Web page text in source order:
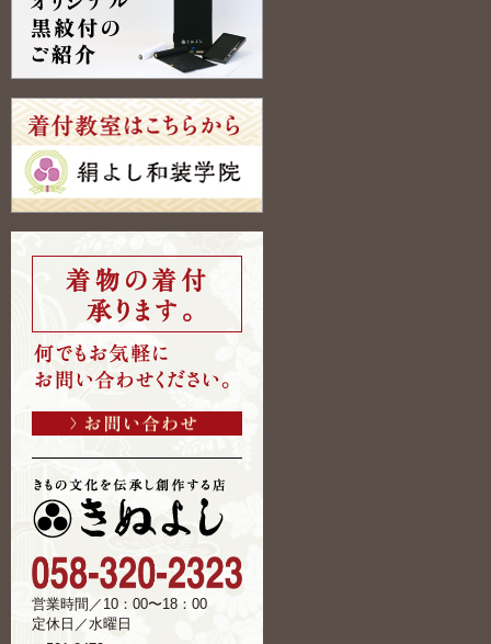
営業時間／10：00〜18：00
定休日／水曜日